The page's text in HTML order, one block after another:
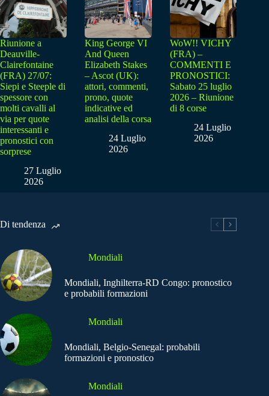
Riunione a
Deauville-
Clairefontaine
(FRA) 27/07:
Siepi e Steeple di
spessore con
molti cavalli al
via per quote
interessanti e
pronostici con
sorprese
27 Luglio
2026
King George VI
And Queen
Elizabeth Stakes
– Ascot (UK):
attori, commenti,
prono, quote
indicative ed
analisi della corsa
24 Luglio
2026
WoW!! VICHY
(FRA) –
COMMENTI E
PRONOSTICI:
Sabato 25 luglio
2026 – Riunione
di 8 corse
24 Luglio
2026
Di tendenza
Mondiali
Mondiali, Inghilterra-RD Congo: pronostico
e probabili formazioni
Mondiali
Mondiali, Belgio-Senegal: probabili
formazioni e pronostico
Mondiali